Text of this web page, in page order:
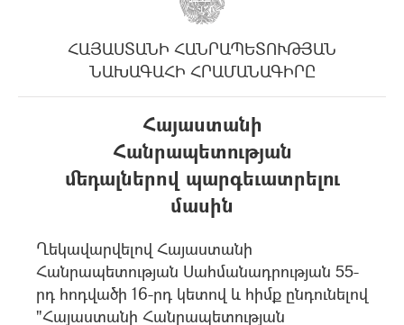
ՀԱՅԱՍՏԱՆԻ ՀԱՆՐԱՊԵՏՈՒԹՅԱՆ
ՆԱԽԱԳԱՀԻ ՀՐԱՄԱՆԱԳԻՐԸ
Հայաստանի
Հանրապետության
մեդալներով պարգեւատրելու
մասին
Ղեկավարվելով Հայաստանի
Հանրապետության Սահմանադրության 55-
րդ հոդվածի 16-րդ կետով և հիմք ընդունելով
"Հայաստանի Հանրապետության